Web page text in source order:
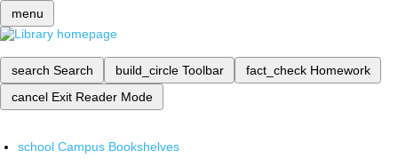
menu
search Search build_circle Toolbar fact_check Homework
cancel Exit Reader Mode
school Campus Bookshelves